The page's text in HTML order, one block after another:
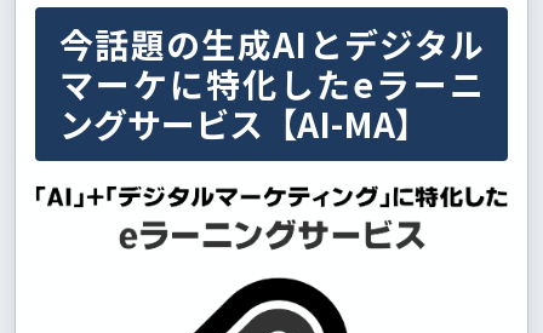
今話題の生成AIとデジタル
マーケに特化したeラーニ
ングサービス【AI-MA】